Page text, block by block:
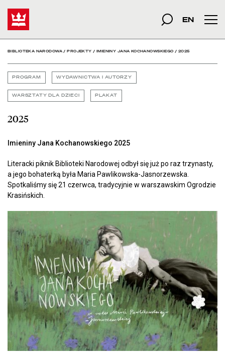
2025 - Biblioteka szukana fraza
Szukaj
EN
BIBLIOTEKA NARODOWA/PROJEKTY / IMIENINY JANA KOCHANOWSKIEGO / 2025
PROGRAM WYDAWNICTWA I AUTORZY
WARSZTATY DLA DZIECI PLAKAT
2025
Imieniny Jana Kochanowskiego 2025
Literacki piknik Biblioteki Narodowej odbył się już po raz trzynasty,
a jego bohaterką była Maria Pawlikowska-Jasnorzewska.
Spotkaliśmy się 21 czerwca, tradycyjnie w warszawskim Ogrodzie
Krasińskich.